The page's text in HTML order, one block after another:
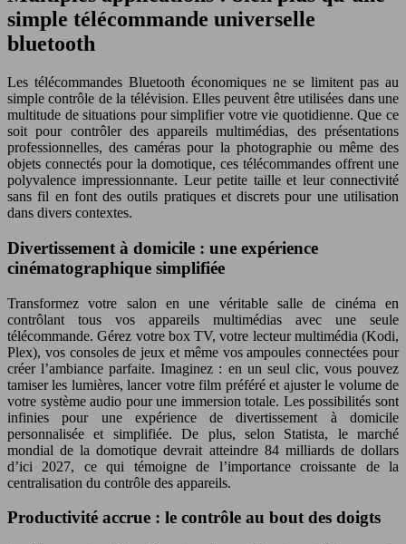
simple télécommande universelle
bluetooth
Les télécommandes Bluetooth économiques ne se limitent pas au
simple contrôle de la télévision. Elles peuvent être utilisées dans une
multitude de situations pour simplifier votre vie quotidienne. Que ce
soit pour contrôler des appareils multimédias, des présentations
professionnelles, des caméras pour la photographie ou même des
objets connectés pour la domotique, ces télécommandes offrent une
polyvalence impressionnante. Leur petite taille et leur connectivité
sans fil en font des outils pratiques et discrets pour une utilisation
dans divers contextes.
Divertissement à domicile : une expérience
cinématographique simplifiée
Transformez votre salon en une véritable salle de cinéma en
contrôlant tous vos appareils multimédias avec une seule
télécommande. Gérez votre box TV, votre lecteur multimédia (Kodi,
Plex), vos consoles de jeux et même vos ampoules connectées pour
créer l’ambiance parfaite. Imaginez : en un seul clic, vous pouvez
tamiser les lumières, lancer votre film préféré et ajuster le volume de
votre système audio pour une immersion totale. Les possibilités sont
infinies pour une expérience de divertissement à domicile
personnalisée et simplifiée. De plus, selon Statista, le marché
mondial de la domotique devrait atteindre 84 milliards de dollars
d’ici 2027, ce qui témoigne de l’importance croissante de la
centralisation du contrôle des appareils.
Productivité accrue : le contrôle au bout des doigts